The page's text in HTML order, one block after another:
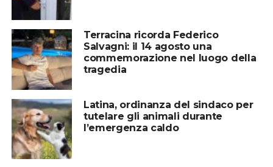
Terracina ricorda Federico
Salvagni: il 14 agosto una
commemorazione nel luogo della
tragedia
Latina, ordinanza del sindaco per
tutelare gli animali durante
l’emergenza caldo